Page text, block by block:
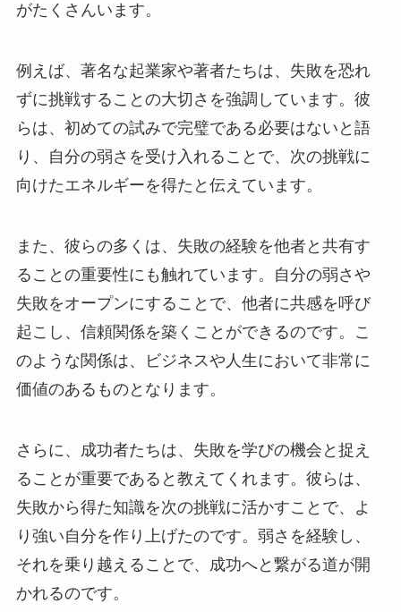
がたくさんいます。
例えば、著名な起業家や著者たちは、失敗を恐れ
ずに挑戦することの大切さを強調しています。彼
らは、初めての試みで完璧である必要はないと語
り、自分の弱さを受け入れることで、次の挑戦に
向けたエネルギーを得たと伝えています。
また、彼らの多くは、失敗の経験を他者と共有す
ることの重要性にも触れています。自分の弱さや
失敗をオープンにすることで、他者に共感を呼び
起こし、信頼関係を築くことができるのです。こ
のような関係は、ビジネスや人生において非常に
価値のあるものとなります。
さらに、成功者たちは、失敗を学びの機会と捉え
ることが重要であると教えてくれます。彼らは、
失敗から得た知識を次の挑戦に活かすことで、よ
り強い自分を作り上げたのです。弱さを経験し、
それを乗り越えることで、成功へと繋がる道が開
かれるのです。